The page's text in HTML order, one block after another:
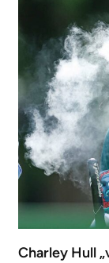
Charley Hull